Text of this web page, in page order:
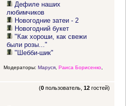
Дефиле наших
любимчиков
Новогодние затеи - 2
Новогодний букет
"Как хороши, как свежи
были розы..."
"Шебби-шик"
Модераторы: Маруся, Раиса Борисенко,
(0 пользователь,12 гостей)